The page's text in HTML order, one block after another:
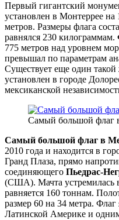
Первый гигантский
установлен в Монтеррее
метров. Размеры флага
равнялся 230 килограммам.
775 метров над уровнем
превышал по параметрам
Существует еще один
установлен в городе
мексиканской
Самый большой флаг
Самый большой флаг в
2010 года и находится в
Гранд Плаза, прямо
соединяющего Пьедрас-
(США). Мачта устремилась
равняется 160 тоннам.
размер 60 на 34 метра.
Латинской Америке и